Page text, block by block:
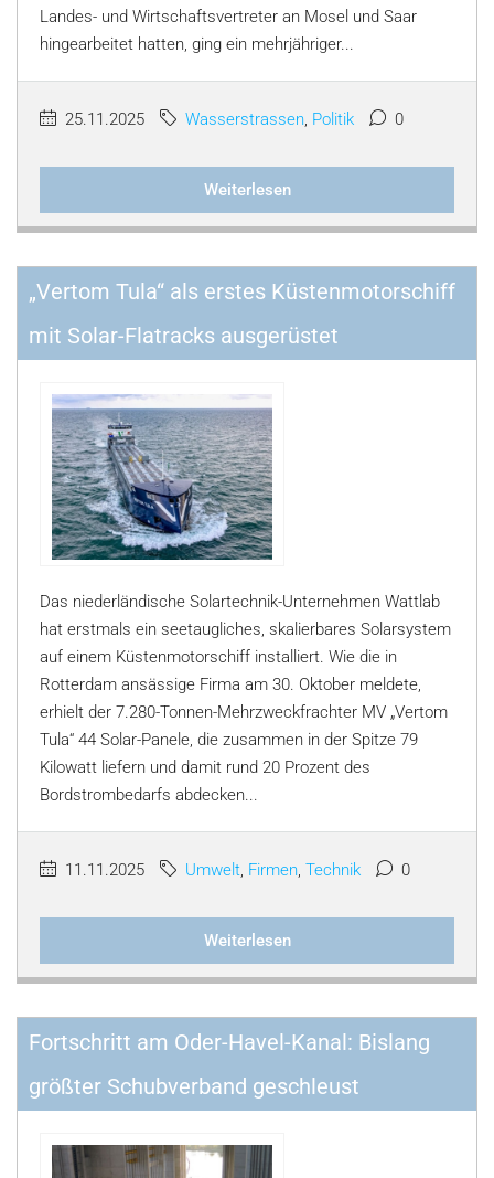
Landes- und Wirtschaftsvertreter an Mosel und Saar
hingearbeitet hatten, ging ein mehrjähriger...
25.11.2025 Wasserstrassen, Politik 0
Weiterlesen
„Vertom Tula“ als erstes Küstenmotorschiff
mit Solar-Flatracks ausgerüstet
Das niederländische Solartechnik-Unternehmen Wattlab
hat erstmals ein seetaugliches, skalierbares Solarsystem
auf einem Küstenmotorschiff installiert. Wie die in
Rotterdam ansässige Firma am 30. Oktober meldete,
erhielt der 7.280-Tonnen-Mehrzweckfrachter MV „Vertom
Tula“ 44 Solar-Panele, die zusammen in der Spitze 79
Kilowatt liefern und damit rund 20 Prozent des
Bordstrombedarfs abdecken...
11.11.2025 Umwelt, Firmen, Technik 0
Weiterlesen
Fortschritt am Oder-Havel-Kanal: Bislang
größter Schubverband geschleust